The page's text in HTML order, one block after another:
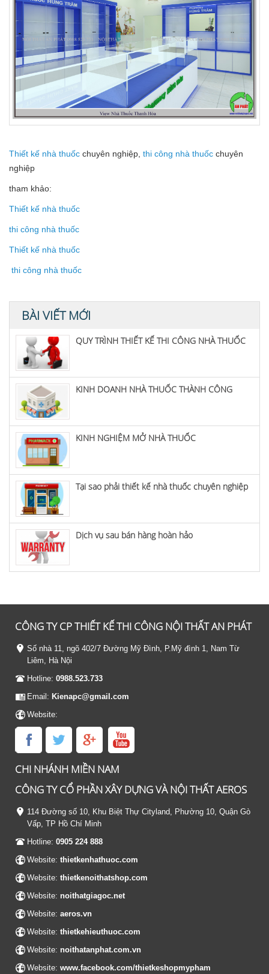
BÀI VIẾT MỚI
QUY TRÌNH THIẾT KẾ THI CÔNG NHÀ THUỐC
KINH DOANH NHÀ THUỐC THÀNH CÔNG
KINH NGHIỆM MỞ NHÀ THUỐC
Tại sao phải thiết kế nhà thuốc chuyên nghiệp
Dịch vụ sau bán hàng hoàn hảo
Thiết kế nhà thuốc chuyên nghiệp, thi công nhà thuốc chuyên
nghiệp
tham khảo:
Thiết kế nhà thuốc
thi công nhà thuốc
Thiết kế nhà thuốc
thi công nhà thuốc
CÔNG TY CP THIẾT KẾ THI CÔNG NỘI THẤT AN PHÁT
Số nhà 11, ngõ 402/7 Đường Mỹ Đình, P.Mỹ đình 1, Nam Từ
Liêm, Hà Nội
Hotline: 0988.523.733
Email: Kienapc@gmail.com
Website:
CHI NHÁNH MIỀN NAM
CÔNG TY CỔ PHẦN XÂY DỰNG VÀ NỘI THẤT AEROS
114 Đường số 10, Khu Biệt Thự Cityland, Phường 10, Quận Gò
Vấp, TP Hồ Chí Minh
Hotline: 0905 224 888
Website: thietkenhathuoc.com
Website: thietkenoithatshop.com
Website: noithatgiagoc.net
Website: aeros.vn
Website: thietkehieuthuoc.com
Website: noithatanphat.com.vn
Website: www.facebook.com/thietkeshopmypham